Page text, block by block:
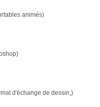
animés)
d'échange de dessin,)